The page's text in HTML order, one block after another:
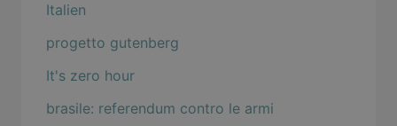
Italien
progetto gutenberg
It's zero hour
brasile: referendum contro le armi